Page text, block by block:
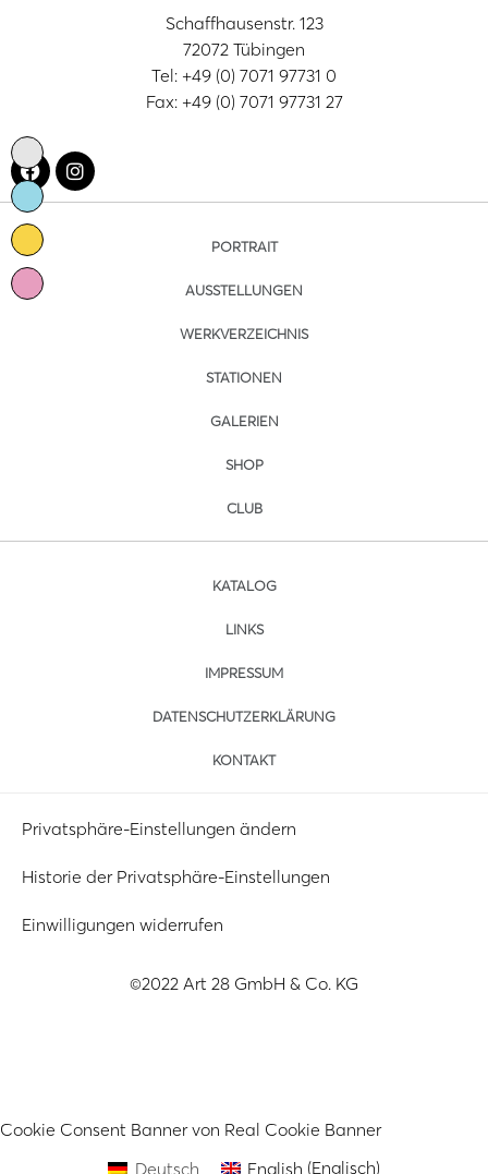
Schaffhausenstr. 123
72072 Tübingen
Tel: +49 (0) 7071 97731 0
Fax: +49 (0) 7071 97731 27
PORTRAIT
AUSSTELLUNGEN
WERKVERZEICHNIS
STATIONEN
GALERIEN
SHOP
CLUB
KATALOG
LINKS
IMPRESSUM
DATENSCHUTZERKLÄRUNG
KONTAKT
Privatsphäre-Einstellungen ändern
Historie der Privatsphäre-Einstellungen
Einwilligungen widerrufen
©2022 Art 28 GmbH & Co. KG
Cookie Consent Banner von Real Cookie Banner
Deutsch
English (Englisch)